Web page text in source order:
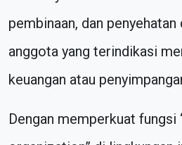
pembinaan, dan
anggota yang terindikasi
keuangan atau
Dengan memperkuat